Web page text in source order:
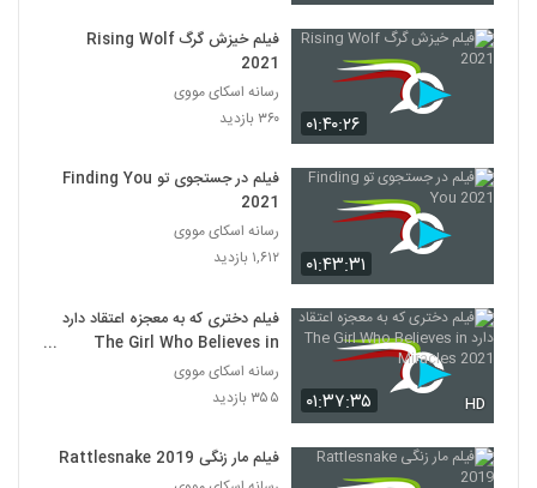
۰۱:۴۰:۲۶
فیلم خیزش گرگ Rising Wolf
2021
رسانه اسکای مووی
۳۶۰ بازدید
۰۱:۴۳:۳۱
فیلم در جستجوی تو Finding You
2021
رسانه اسکای مووی
۱,۶۱۲ بازدید
۰۱:۳۷:۳۵ HD
فیلم دختری که به معجزه اعتقاد دارد
The Girl Who Believes in
Miracles 2021
رسانه اسکای مووی
۳۵۵ بازدید
فیلم مار زنگی Rattlesnake 2019